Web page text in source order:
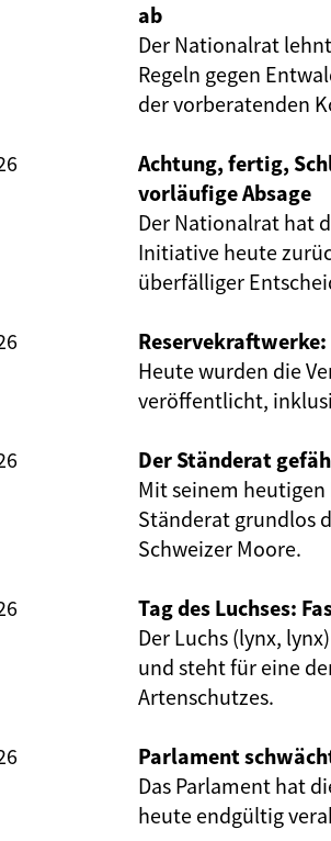
ab
Der Nationalrat
Regeln gegen
der vorberatenden
Achtung, fertig,
vorläufige Absage
Der Nationalrat hat
Initiative heute
überfälliger
Heute wurden die
veröffentlicht,
Der Ständerat
Mit seinem
Ständerat grundlos
Schweizer Moore.
Tag des Luchses:
Der Luchs (lynx,
und steht für eine
Artenschutzes.
Parlament
Das Parlament hat
heute endgültig